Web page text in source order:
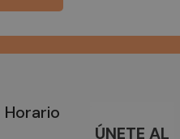
Horario
ÚNETE AL